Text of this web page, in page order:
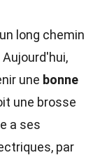
long chemin
une bonne
une brosse
a ses
par